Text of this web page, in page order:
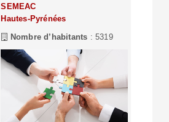
SEMEAC
Hautes-Pyrénées
Nombre d’habitants : 5319